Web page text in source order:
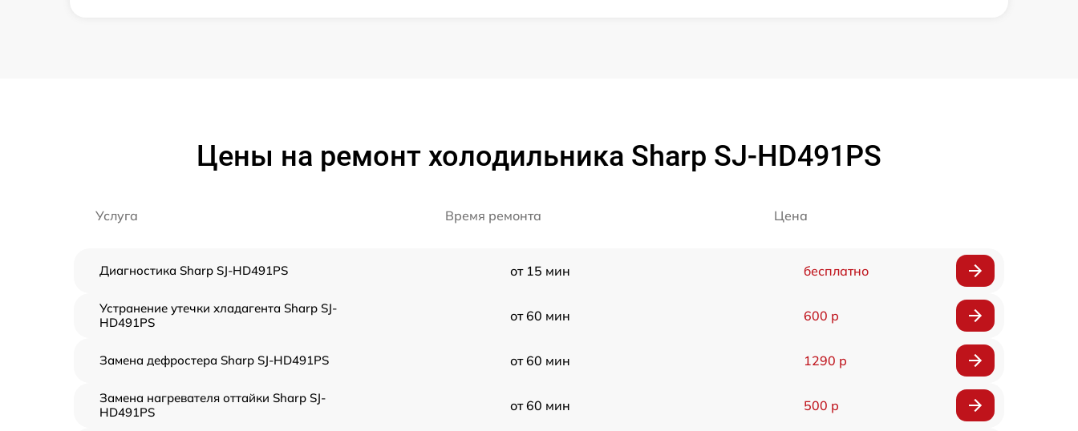
Цены на ремонт холодильника Sharp SJ-HD491PS
Услуга Время ремонта Цена
Диагностика Sharp SJ-HD491PS от 15 мин бесплатно
Устранение утечки хладагента Sharp SJ-
HD491PS
от 60 мин 600 р
Замена дефростера Sharp SJ-HD491PS от 60 мин 1290 р
Замена нагревателя оттайки Sharp SJ-
HD491PS
от 60 мин 500 р